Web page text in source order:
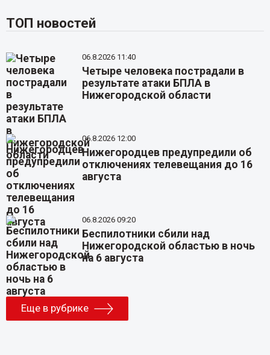
ТОП новостей
06.8.2026 11:40
Четыре человека пострадали в
результате атаки БПЛА в
Нижегородской области
06.8.2026 12:00
Нижегородцев предупредили об
отключениях телевещания до 16
августа
06.8.2026 09:20
Беспилотники сбили над
Нижегородской областью в ночь
на 6 августа
Еще в рубрике